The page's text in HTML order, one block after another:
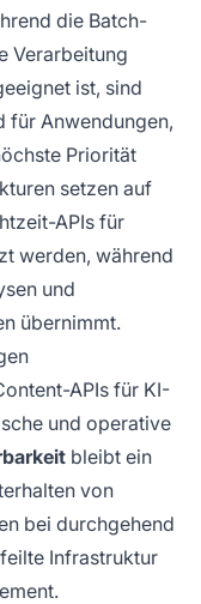
die Batch-
Verarbeitung
ist, sind
für Anwendungen,
Priorität
setzen auf
APIs für
werden, während
und
übernimmt.
APIs für KI-
und operative
bleibt ein
von
bei durchgehend
Infrastruktur